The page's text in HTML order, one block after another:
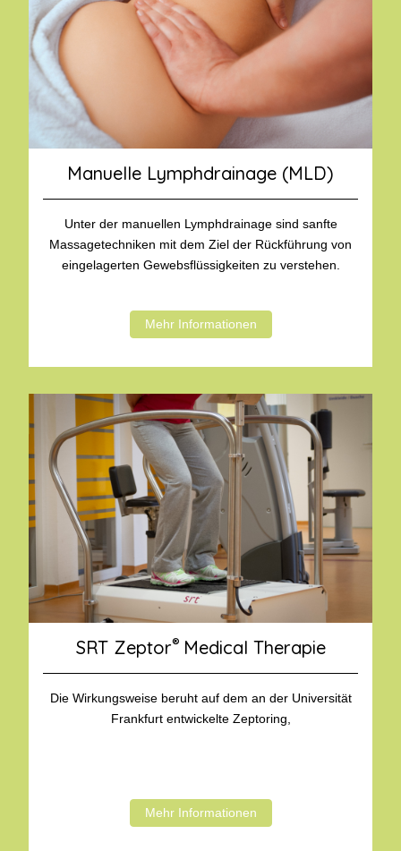
Manuelle Lymphdrainage (MLD)
Unter der manuellen Lymphdrainage sind sanfte
Massagetechniken mit dem Ziel der Rückführung von
eingelagerten Gewebsflüssigkeiten zu verstehen.
Mehr Informationen
SRT Zeptor® Medical Therapie
Die Wirkungsweise beruht auf dem an der Universität
Frankfurt entwickelte Zeptoring,
Mehr Informationen